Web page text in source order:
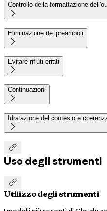
Controllo della formattazione

Eliminazione dei preamboli

Evitare rifiuti errati

Continuazioni

Idratazione del contesto e


Uso degli strumenti

Utilizzo degli strumenti